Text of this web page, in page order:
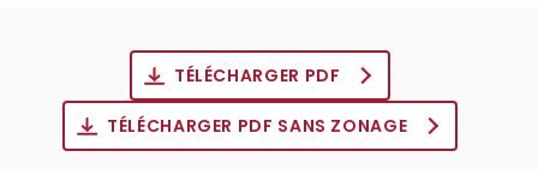
TÉLÉCHARGER PDF
TÉLÉCHARGER PDF SANS ZONAGE